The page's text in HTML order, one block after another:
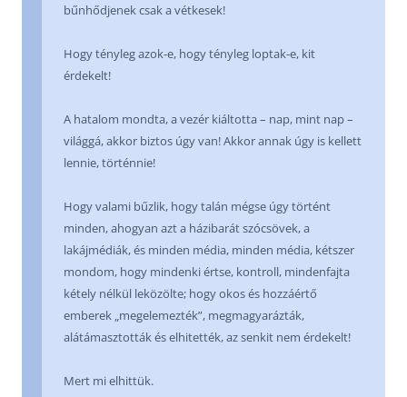
bűnhődjenek csak a vétkesek!
Hogy tényleg azok-e, hogy tényleg loptak-e, kit
érdekelt!
A hatalom mondta, a vezér kiáltotta – nap, mint nap –
világgá, akkor biztos úgy van! Akkor annak úgy is kellett
lennie, történnie!
Hogy valami bűzlik, hogy talán mégse úgy történt
minden, ahogyan azt a házibarát szócsövek, a
lakájmédiák, és minden média, minden média, kétszer
mondom, hogy mindenki értse, kontroll, mindenfajta
kétely nélkül leközölte; hogy okos és hozzáértő
emberek „megelemezték”, megmagyarázták,
alátámasztották és elhitették, az senkit nem érdekelt!
Mert mi elhittük.